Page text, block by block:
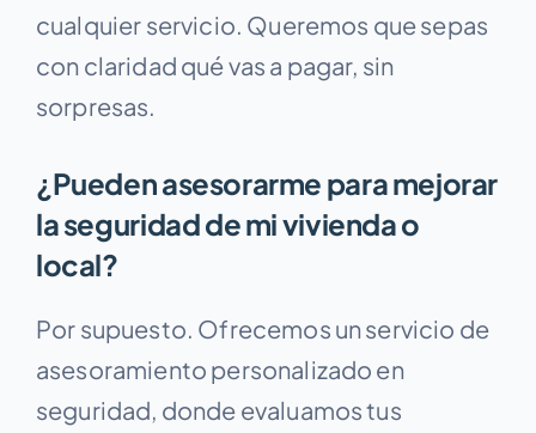
cualquier servicio. Queremos que sepas
con claridad qué vas a pagar, sin
sorpresas.
¿Pueden asesorarme para mejorar
la seguridad de mi vivienda o
local?
Por supuesto. Ofrecemos un servicio de
asesoramiento personalizado en
seguridad, donde evaluamos tus